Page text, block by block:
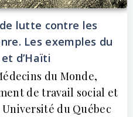
lutte contre les
Les exemples du
d’Haïti
du Monde,
de travail social et
Université du Québec